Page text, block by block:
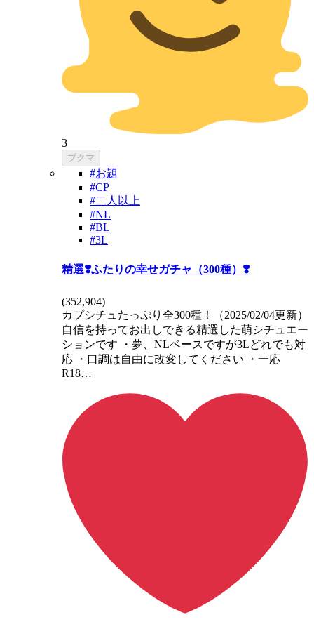
3
ブクマ
#お題
#CP
#二人以上
#NL
#BL
#3L
精選❣️ふたりの幸せガチャ（300種）❣️
(352,904)
カプシチュたっぷり全300種！（2025/02/04更新）
自信を持ってお出しできる精選した萌シチュエー
ションです ・夢、NLベースですが3Lどれでも対
応 ・口調は自由に改変してください ・一応
R18…